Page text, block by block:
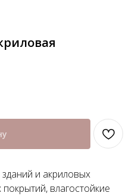
и акриловых
влагостойкие